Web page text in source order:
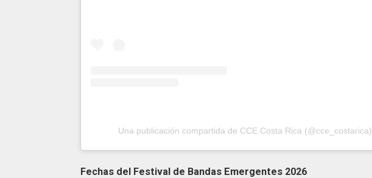
Una publicación compartida de CCE Costa Rica (@cce_costarica)
Fechas del Festival de Bandas Emergentes 2026